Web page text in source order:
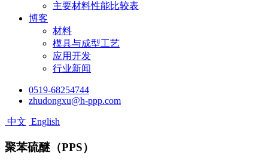
主要材料性能比较表
博客
材料
模具与成型工艺
应用开发
行业新闻
0519-68254744
zhudongxu@h-ppp.com
中文 English
聚苯硫醚（PPS）